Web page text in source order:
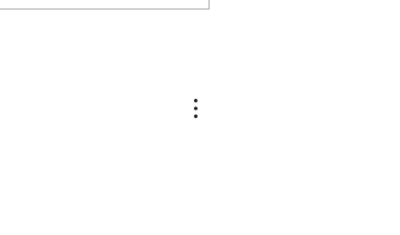
Gestão de sua Carteira de